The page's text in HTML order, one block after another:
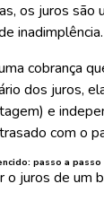
os juros são
inadimplência.
cobrança
dos juros,
e
com o
passo a passo
o juros de um